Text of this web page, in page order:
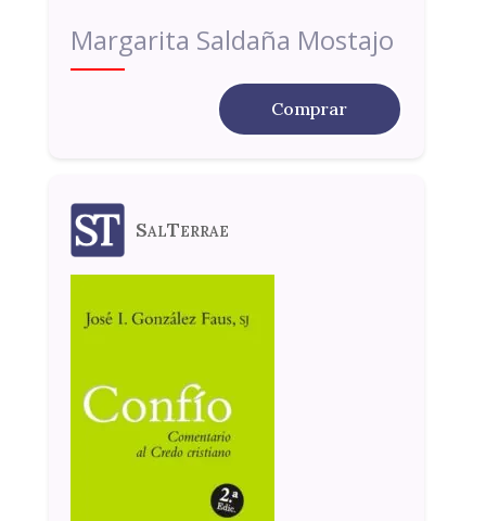
Margarita Saldaña Mostajo
Comprar
SalTerrae